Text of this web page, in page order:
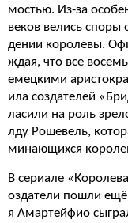
мостью. Из-за
веков велись
дении королевы.
ждая, что все
емецкими
ила создателей
ласили на роль
лду Рошевель,
минающихся
В сериале
оздатели пошли
я Амартейфио